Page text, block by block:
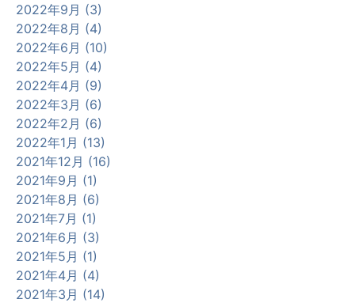
2022年9月 (3)
2022年8月 (4)
2022年6月 (10)
2022年5月 (4)
2022年4月 (9)
2022年3月 (6)
2022年2月 (6)
2022年1月 (13)
2021年12月 (16)
2021年9月 (1)
2021年8月 (6)
2021年7月 (1)
2021年6月 (3)
2021年5月 (1)
2021年4月 (4)
2021年3月 (14)